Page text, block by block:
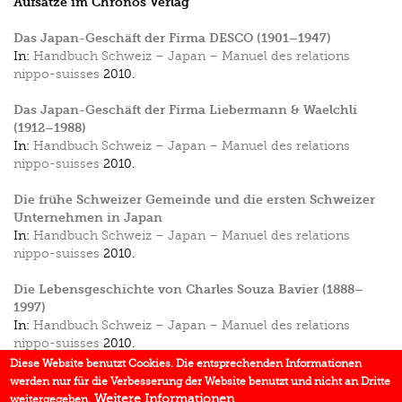
Das Japan-Geschäft der Firma DESCO (1901–1947)
In: Handbuch Schweiz – Japan – Manuel des relations
nippo-suisses 2010.
Das Japan-Geschäft der Firma Liebermann & Waelchli
(1912–1988)
In: Handbuch Schweiz – Japan – Manuel des relations
nippo-suisses 2010.
Die frühe Schweizer Gemeinde und die ersten Schweizer
Unternehmen in Japan
In: Handbuch Schweiz – Japan – Manuel des relations
nippo-suisses 2010.
Die Lebensgeschichte von Charles Souza Bavier (1888–
1997)
In: Handbuch Schweiz – Japan – Manuel des relations
nippo-suisses 2010.
Julius Müller (1886–1970) und das Japan-Geschäft der
UHAG (1927–1988)
Diese Website benutzt Cookies. Die entsprechenden Informationen
werden nur für die Verbesserung der Website benutzt und nicht an Dritte
weitergegeben. Weitere Informationen